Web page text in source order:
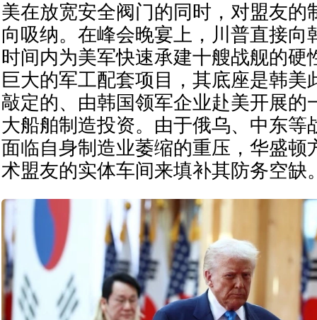
美在放宽安全阀门的同时，对盟友的
向吸纳。在峰会晚宴上，川普直接向
时间内为美军快速承建十艘战舰的硬
巨大的军工配套项目，其底座是韩美
敲定的、由韩国领军企业赴美开展的
大船舶制造投资。由于俄乌、中东等
面临自身制造业萎缩的重压，华盛顿
术盟友的实体车间来填补其防务空缺